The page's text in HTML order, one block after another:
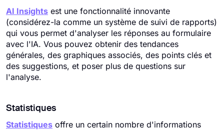
AI Insights est une fonctionnalité innovante
(considérez-la comme un système de suivi de rapports)
qui vous permet d'analyser les réponses au formulaire
avec l'IA. Vous pouvez obtenir des tendances
générales, des graphiques associés, des points clés et
des suggestions, et poser plus de questions sur
l'analyse.
Statistiques
Statistiques offre un certain nombre d'informations